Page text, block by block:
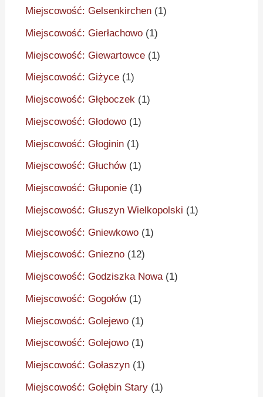
Miejscowość: Gelsenkirchen (1)
Miejscowość: Gierłachowo (1)
Miejscowość: Giewartowce (1)
Miejscowość: Giżyce (1)
Miejscowość: Głęboczek (1)
Miejscowość: Głodowo (1)
Miejscowość: Głoginin (1)
Miejscowość: Głuchów(1)
Miejscowość: Głuponie (1)
Miejscowość: Głuszyn Wielkopolski (1)
Miejscowość: Gniewkowo (1)
Miejscowość: Gniezno (12)
Miejscowość: Godziszka Nowa(1)
Miejscowość: Gogołów(1)
Miejscowość: Golejewo (1)
Miejscowość: Golejowo (1)
Miejscowość: Gołaszyn (1)
Miejscowość: Gołębin Stary (1)